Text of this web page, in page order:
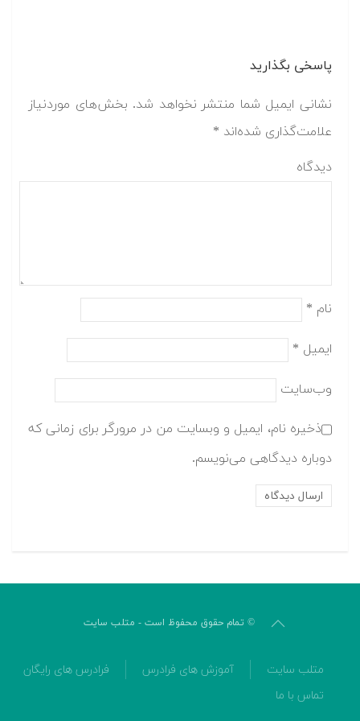
پاسخی بگذارید
نشانی ایمیل شما منتشر نخواهد شد. بخش‌های موردنیاز
علامت‌گذاری شده‌اند *
دیدگاه
نام *
ایمیل *
وب‌سایت
ذخیره نام، ایمیل و وبسایت من در مرورگر برای زمانی که
دوباره دیدگاهی می‌نویسم.
© تمام حقوق محفوظ است - متلب سایت
متلب سایت آموزش های فرادرس
فرادرس های رایگان
تماس با ما